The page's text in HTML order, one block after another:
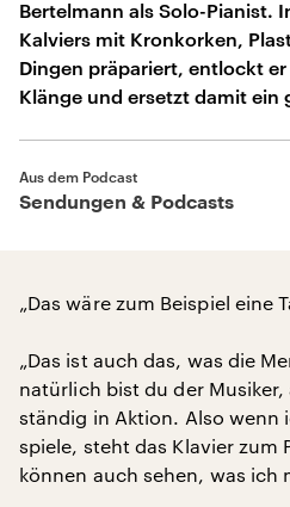
Bertelmann als Solo-Pianist.
Kalviers mit Kronkorken,
Dingen präpariert, entlockt
Klänge und ersetzt damit ein
Aus dem Podcast
Sendungen & Podcasts
„Das wäre zum Beispiel eine
„Das ist auch das, was die
natürlich bist du der
ständig in Aktion. Also wenn
spiele, steht das Klavier zum
können auch sehen, was ich